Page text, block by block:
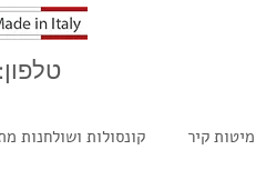
טלפון: 072-3307-380
קונסולות ושולחנות מיטות קיר